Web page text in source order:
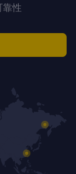
靠性